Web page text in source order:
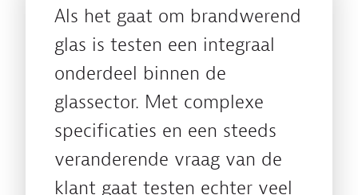
Als het gaat om brandwerend
glas is testen een integraal
onderdeel binnen de
glassector. Met complexe
specificaties en een steeds
veranderende vraag van de
klant gaat testen echter veel